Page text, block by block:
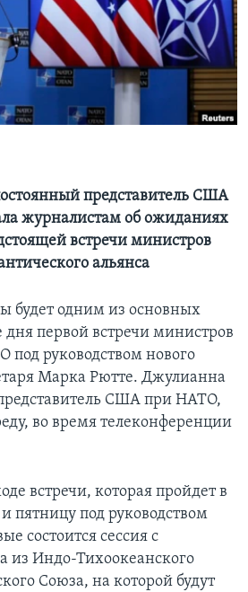
представитель США
журналистам об ожиданиях
встречи министров
альянса
будет одним из основных
дня первой встречи министров
под руководством нового
Марка Рютте. Джулианна
США при НАТО,
во время телеконференции
встречи, которая пройдет в
пятницу под руководством
состоится сессия с
из Индо-Тихоокеанского
Союза, на которой будут